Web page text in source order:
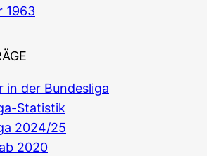
1963
in der Bundesliga
Statistik
2024/25
2020